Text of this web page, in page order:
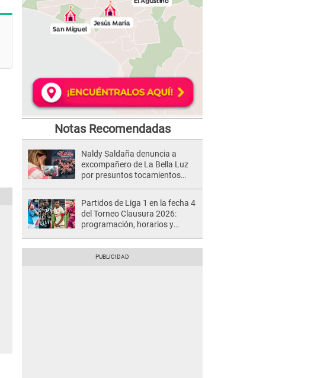
Notas Recomendadas
Naldy Saldaña denuncia a
excompañero de La Bella Luz
por presuntos tocamientos
Partidos de Liga 1 en la fecha 4
del Torneo Clausura 2026:
programación, horarios y